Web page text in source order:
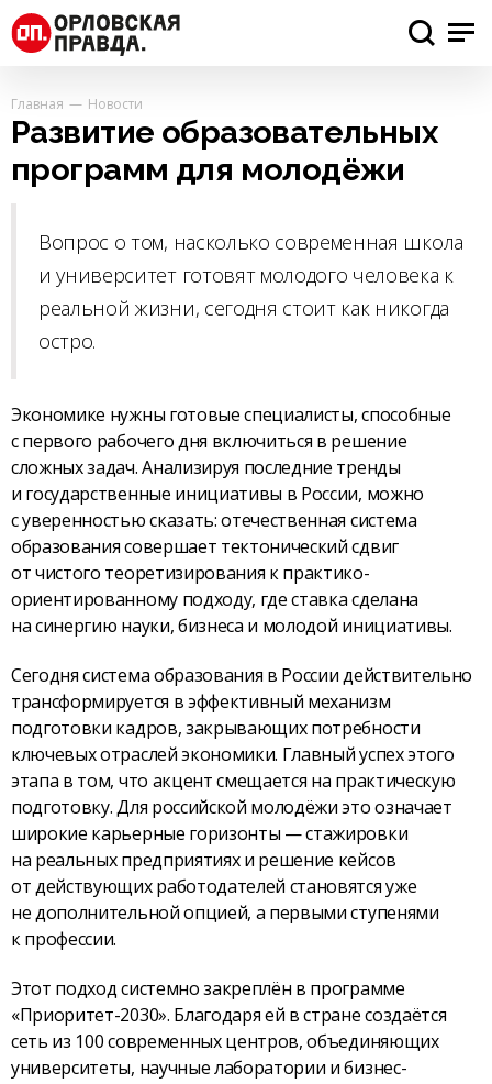
Главная Новости
Развитие образовательных
программ для молодёжи
Вопрос о том, насколько современная школа
и университет готовят молодого человека к
реальной жизни, сегодня стоит как никогда
остро.
Экономике нужны готовые специалисты, способные
с первого рабочего дня включиться в решение
сложных задач. Анализируя последние тренды
и государственные инициативы в России, можно
с уверенностью сказать: отечественная система
образования совершает тектонический сдвиг
от чистого теоретизирования к практико-
ориентированному подходу, где ставка сделана
на синергию науки, бизнеса и молодой инициативы.
Сегодня система образования в России действительно
трансформируется в эффективный механизм
подготовки кадров, закрывающих потребности
ключевых отраслей экономики. Главный успех этого
этапа в том, что акцент смещается на практическую
подготовку. Для российской молодёжи это означает
широкие карьерные горизонты — стажировки
на реальных предприятиях и решение кейсов
от действующих работодателей становятся уже
не дополнительной опцией, а первыми ступенями
к профессии.
Этот подход системно закреплён в программе
«Приоритет-2030». Благодаря ей в стране создаётся
сеть из 100 современных центров, объединяющих
университеты, научные лаборатории и бизнес-